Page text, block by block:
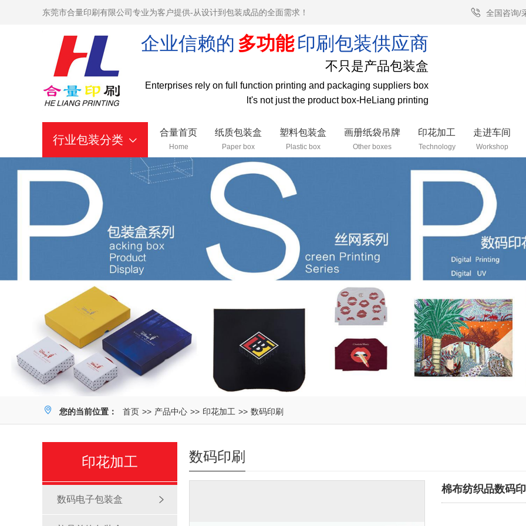
东莞市合量印刷有限公司专业为客户提供-从设计到包装成品的全面需求！ 全国咨询/
企业信赖的 多功能印刷包装供应商
不只是产品包装盒
Enterprises rely on full function printing and packaging suppliers box
lt's not just the product box-HeLiang printing
行业包装分类
合量首页
Home
纸质包装盒
Paper box
塑料包装盒
Plastic box
画册纸袋吊牌
Other boxes
印花加工
Technology
走进车间
Workshop
您的当前位置： 首页 >> 产品中心 >> 印花加工 >> 数码印刷
印花加工
数码电子包装盒
数码印刷
棉布纺织品数码